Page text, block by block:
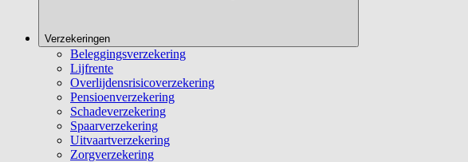
Verzekeringen
Beleggingsverzekering
Lijfrente
Overlijdensrisicoverzekering
Pensioenverzekering
Schadeverzekering
Spaarverzekering
Uitvaartverzekering
Zorgverzekering